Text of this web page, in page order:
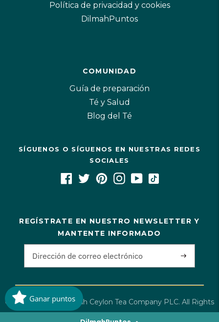
Política de privacidad y cookies
DilmahPuntos
COMUNIDAD
Guía de preparación
Té y Salud
Blog del Té
SÍGUENOS O SÍGUENOS EN NUESTRAS REDES
SOCIALES
REGÍSTRATE EN NUESTRO NEWSLETTER Y
MANTENTE INFORMADO
Copyright©2026 Dilmah Ceylon Tea Company PLC. All Rights
Ganar puntos